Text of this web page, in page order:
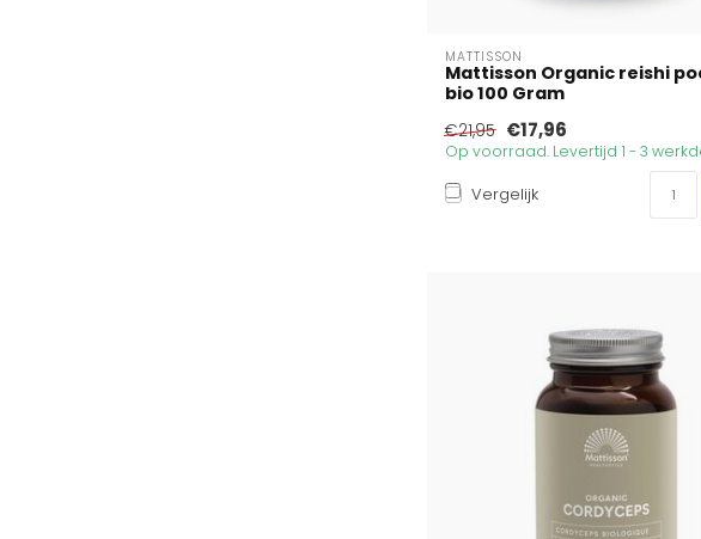
MATTISSON
Mattisson Organic reishi
bio 100 Gram
€21,95 €17,96
Op voorraad. Levertijd 1 - 3
Vergelijk